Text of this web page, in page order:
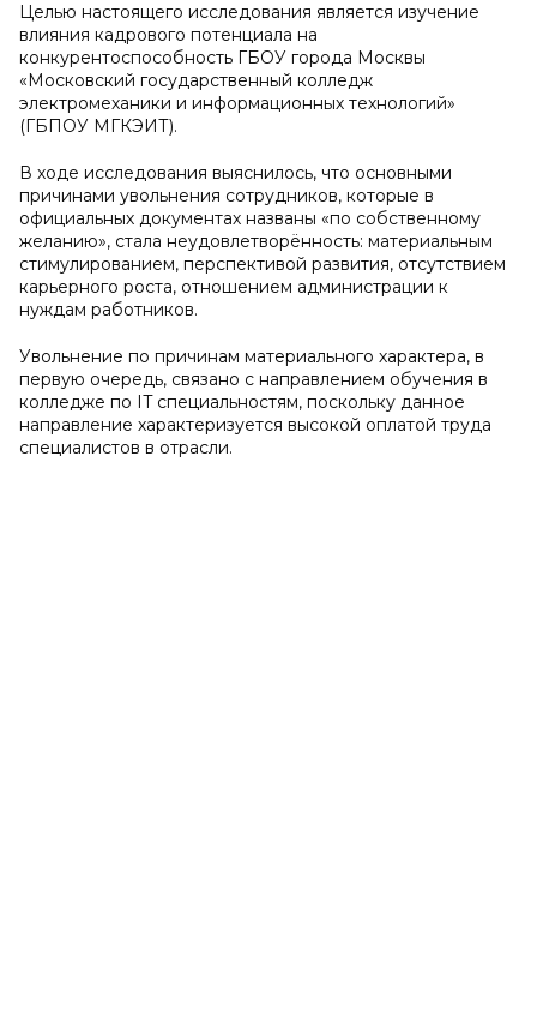
Целью настоящего исследования является изучение
влияния кадрового потенциала на
конкурентоспособность ГБОУ города Москвы
«Московский государственный колледж
электромеханики и информационных технологий»
(ГБПОУ МГКЭИТ).
В ходе исследования выяснилось, что основными
причинами увольнения сотрудников, которые в
официальных документах названы «по собственному
желанию», стала неудовлетворённость: материальным
стимулированием, перспективой развития, отсутствием
карьерного роста, отношением администрации к
нуждам работников.
Увольнение по причинам материального характера, в
первую очередь, связано с направлением обучения в
колледже по IT специальностям, поскольку данное
направление характеризуется высокой оплатой труда
специалистов в отрасли.